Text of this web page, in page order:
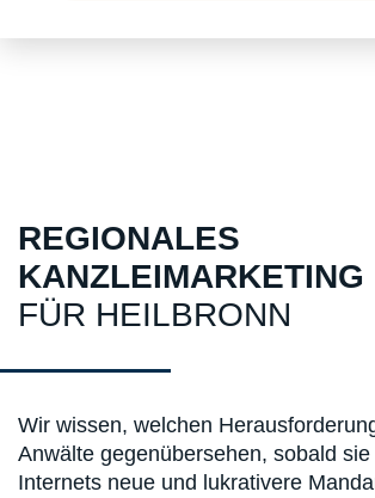
REGIONALES
KANZLEIMARKETING
FÜR HEILBRONN
Wir wissen, welchen
Anwälte gegenübersehen, sobald
Internets neue und lukrativere